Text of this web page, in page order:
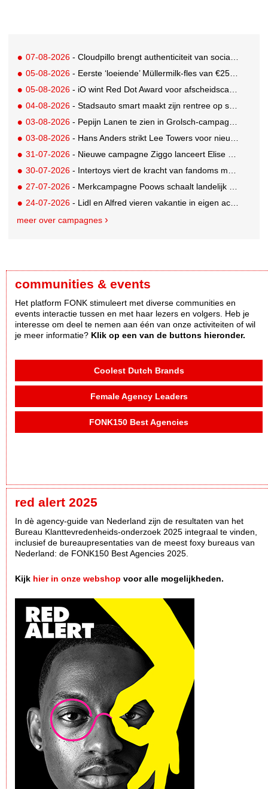
07-08-2026 - Cloudpillo brengt authenticiteit van social naar tv
05-08-2026 - Eerste ‘loeiende’ Müllermilk-fles van €25.000,- gevonden
05-08-2026 - iO wint Red Dot Award voor afscheidscampagne Peter Houtman bij Feyenoord
04-08-2026 - Stadsauto smart maakt zijn rentree op straat met een wereldwijde muurschilderingcampagne
03-08-2026 - Pepijn Lanen te zien in Grolsch-campagne voor nieuwe Grolsch CAL
03-08-2026 - Hans Anders strikt Lee Towers voor nieuwe campagne
31-07-2026 - Nieuwe campagne Ziggo lanceert Elise Schaap als expert over de Nederlandse voetbalbeleving
30-07-2026 - Intertoys viert de kracht van fandoms met nieuwe social media campagne rondom Olivia Rodrigo
27-07-2026 - Merkcampagne Poows schaalt landelijk op met gerichte Out of Home strategie
24-07-2026 - Lidl en Alfred vieren vakantie in eigen achtertuin
meer over campagnes
communities & events
Het platform FONK stimuleert met diverse communities en
events interactie tussen en met haar lezers en volgers. Heb je
interesse om deel te nemen aan één van onze activiteiten of wil
je meer informatie? Klik op een van de buttons hieronder.
Coolest Dutch Brands
Female Agency Leaders
FONK150 Best Agencies
red alert 2025
In dè agency-guide van Nederland zijn de resultaten van het
Bureau Klanttevredenheids-onderzoek 2025 integraal te vinden,
inclusief de bureaupresentaties van de meest foxy bureaus van
Nederland: de FONK150 Best Agencies 2025.
Kijk hier in onze webshop voor alle mogelijkheden.